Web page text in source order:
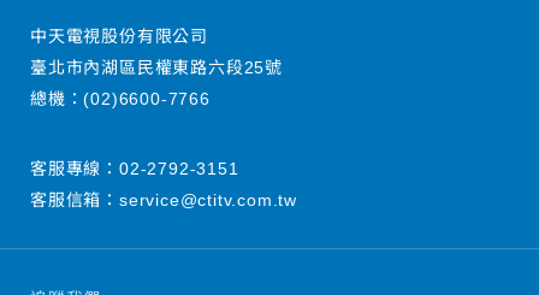
中天電視股份有限公司
臺北市內湖區民權東路六段25號
總機：(02)6600-7766
客服專線： 02-2792-3151
客服信箱： service@ctitv.com.tw